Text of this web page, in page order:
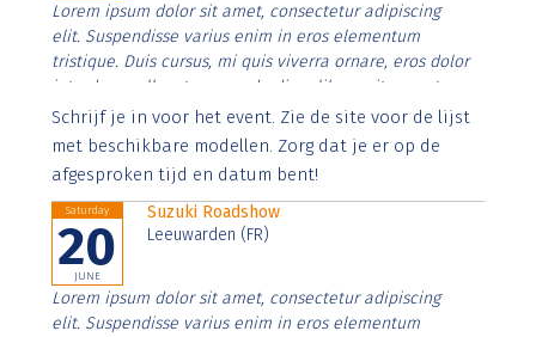
Lorem ipsum dolor sit amet, consectetur adipiscing
elit. Suspendisse varius enim in eros elementum
tristique. Duis cursus, mi quis viverra ornare, eros dolor
interdum nulla, ut commodo diam libero vitae erat.
Aenean faucibus nibh et justo cursus id rutrum lorem
imperdiet. Nunc ut sem vitae risus tristique posuere.
Schrijf je in voor het event. Zie de site voor de lijst
met beschikbare modellen. Zorg dat je er op de
afgesproken tijd en datum bent!
Saturday
20
JUNE
Suzuki Roadshow
Leeuwarden (FR)
Lorem ipsum dolor sit amet, consectetur adipiscing
elit. Suspendisse varius enim in eros elementum